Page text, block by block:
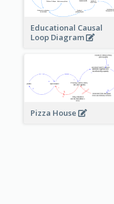
Educational Causal
Loop Diagram
Pizza House